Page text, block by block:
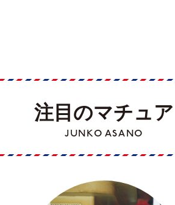
注目のマチュア
JUNKO ASANO